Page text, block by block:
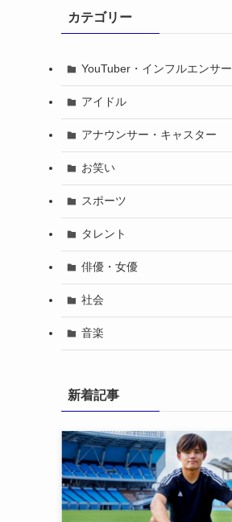
カテゴリー
YouTuber・インフルエンサー
アイドル
アナウンサー・キャスター
お笑い
スポーツ
タレント
俳優・女優
社会
音楽
新着記事